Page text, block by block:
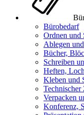
Bürobedarf
Ordnen und
Ablegen
Bücher,
Schreiben
Heften,
Kleben und
Technischer
Verpacken
Konferenz,